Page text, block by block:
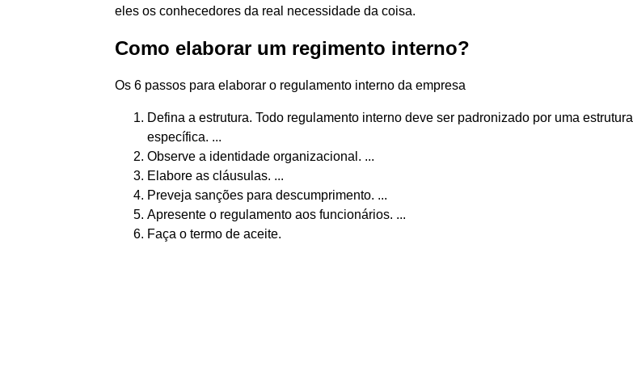
eles os conhecedores da real necessidade da coisa.
Como elaborar um regimento interno?
Os 6 passos para elaborar o regulamento interno da empresa
Defina a estrutura. Todo regulamento interno deve ser padronizado por uma estrutura
específica. ...
Observe a identidade organizacional. ...
Elabore as cláusulas. ...
Preveja sanções para descumprimento. ...
Apresente o regulamento aos funcionários. ...
Faça o termo de aceite.